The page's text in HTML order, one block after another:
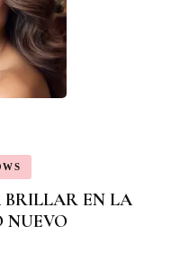
EN LA
NUEVO